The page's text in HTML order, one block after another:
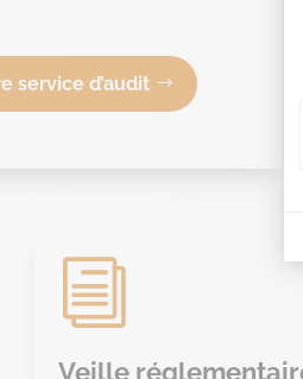
service d’audit
i
Veille